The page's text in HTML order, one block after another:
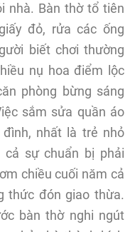
nhà. Bàn thờ tổ tiên
đỏ, rửa các ống
biết chơi thường
nụ hoa điểm lộc
phòng bừng sáng
sắm sửa quần áo
nhất là trẻ nhỏ
sự chuẩn bị phải
chiều cuối năm cả
thức đón giao thừa.
bàn thờ nghi ngút